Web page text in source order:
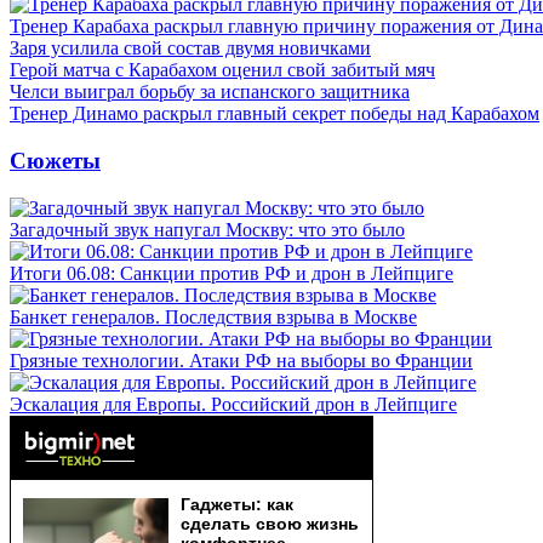
Тренер Карабаха раскрыл главную причину поражения от
Заря усилила свой состав двумя новичками
Герой матча с Карабахом оценил свой забитый мяч
Челси выиграл борьбу за испанского защитника
Тренер Динамо раскрыл главный секрет победы над Карабахом
Сюжеты
Загадочный звук напугал Москву: что это было
Итоги 06.08: Санкции против РФ и дрон в Лейпциге
Банкет генералов. Последствия взрыва в Москве
Грязные технологии. Атаки РФ на выборы во Франции
Эскалация для Европы. Российский дрон в Лейпциге